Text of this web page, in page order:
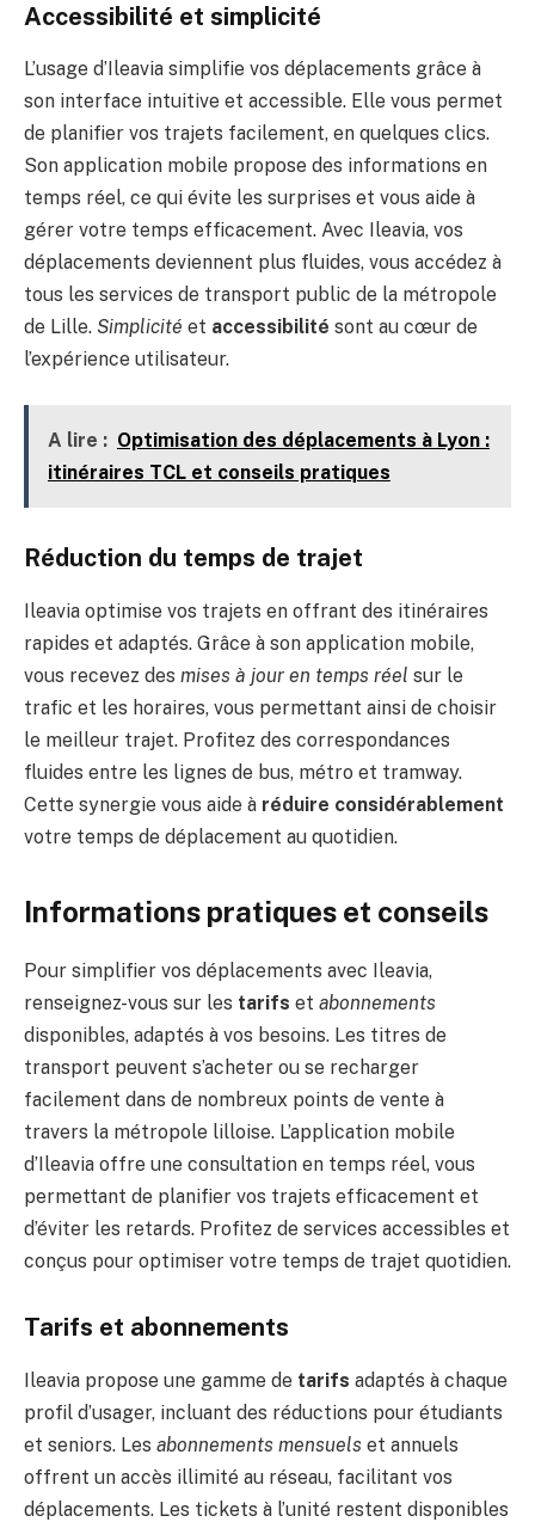
Accessibilité et simplicité
L’usage d’Ileavia simplifie vos déplacements grâce à
son interface intuitive et accessible. Elle vous permet
de planifier vos trajets facilement, en quelques clics.
Son application mobile propose des informations en
temps réel, ce qui évite les surprises et vous aide à
gérer votre temps efficacement. Avec Ileavia, vos
déplacements deviennent plus fluides, vous accédez à
tous les services de transport public de la métropole
de Lille. Simplicité et accessibilité sont au cœur de
l’expérience utilisateur.
A lire : Optimisation des déplacements à Lyon :
itinéraires TCL et conseils pratiques
Réduction du temps de trajet
Ileavia optimise vos trajets en offrant des itinéraires
rapides et adaptés. Grâce à son application mobile,
vous recevez des mises à jour en temps réel sur le
trafic et les horaires, vous permettant ainsi de choisir
le meilleur trajet. Profitez des correspondances
fluides entre les lignes de bus, métro et tramway.
Cette synergie vous aide à réduire considérablement
votre temps de déplacement au quotidien.
Informations pratiques et conseils
Pour simplifier vos déplacements avec Ileavia,
renseignez-vous sur les tarifs et abonnements
disponibles, adaptés à vos besoins. Les titres de
transport peuvent s’acheter ou se recharger
facilement dans de nombreux points de vente à
travers la métropole lilloise. L’application mobile
d’Ileavia offre une consultation en temps réel, vous
permettant de planifier vos trajets efficacement et
d’éviter les retards. Profitez de services accessibles et
conçus pour optimiser votre temps de trajet quotidien.
Tarifs et abonnements
Ileavia propose une gamme de tarifs adaptés à chaque
profil d’usager, incluant des réductions pour étudiants
et seniors. Les abonnements mensuels et annuels
offrent un accès illimité au réseau, facilitant vos
déplacements. Les tickets à l’unité restent disponibles